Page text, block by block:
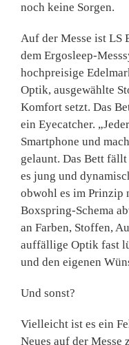
noch keine Sorgen.
Auf der Messe ist LS
dem Ergosleep-
hochpreisige
Optik, ausgewählte
Komfort setzt. Das
ein Eyecatcher.
Smartphone und
gelaunt. Das Bett
es jung und
obwohl es im Prinzip
Boxspring-Schema
an Farben, Stoffen,
auffällige Optik fast
und den eigenen
Und sonst?
Vielleicht ist es ein
Neues auf der